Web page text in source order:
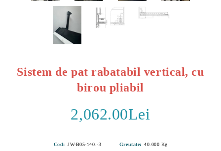
Sistem de pat rabatabil vertical, cu
birou pliabil
2,062.00Lei
Cod: JW-B05-140.-3 Greutate: 40.000 Kg